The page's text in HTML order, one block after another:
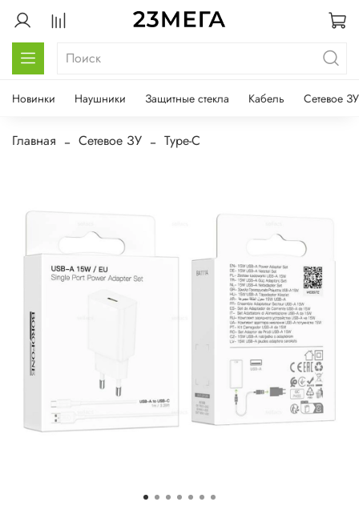
Новинки Наушники Защитные стекла Кабель Сетевое ЗУ
Главная Сетевое ЗУ Type-C